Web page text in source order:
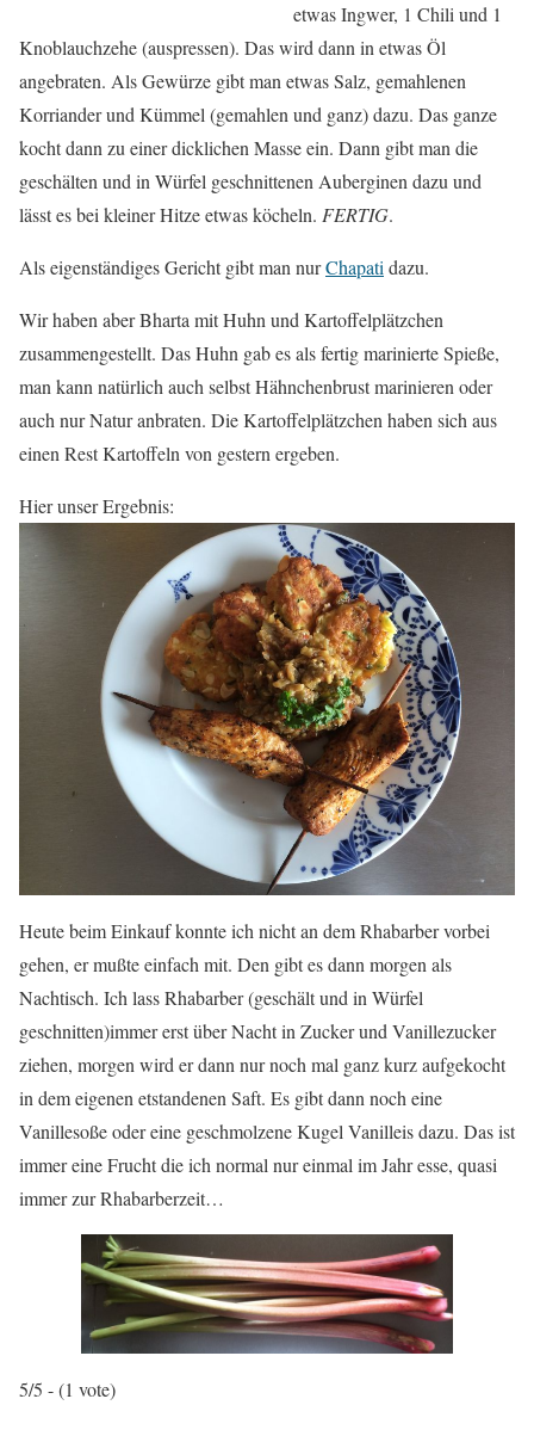
etwas Ingwer, 1 Chili und 1
Knoblauchzehe (auspressen). Das wird dann in etwas Öl
angebraten. Als Gewürze gibt man etwas Salz, gemahlenen
Korriander und Kümmel (gemahlen und ganz) dazu. Das ganze
kocht dann zu einer dicklichen Masse ein. Dann gibt man die
geschälten und in Würfel geschnittenen Auberginen dazu und
lässt es bei kleiner Hitze etwas köcheln. FERTIG.
Als eigenständiges Gericht gibt man nurChapati dazu.
Wir haben aber Bharta mit Huhn und Kartoffelplätzchen
zusammengestellt. Das Huhn gab es als fertig marinierte Spieße,
man kann natürlich auch selbst Hähnchenbrust marinieren oder
auch nur Natur anbraten. Die Kartoffelplätzchen haben sich aus
einen Rest Kartoffeln von gestern ergeben.
Hier unser Ergebnis:
Heute beim Einkauf konnte ich nicht an dem Rhabarber vorbei
gehen, er mußte einfach mit. Den gibt es dann morgen als
Nachtisch. Ich lass Rhabarber (geschält und in Würfel
geschnitten)immer erst über Nacht in Zucker und Vanillezucker
ziehen, morgen wird er dann nur noch mal ganz kurz aufgekocht
in dem eigenen etstandenen Saft. Es gibt dann noch eine
Vanillesoße oder eine geschmolzene Kugel Vanilleis dazu. Das ist
immer eine Frucht die ich normal nur einmal im Jahr esse, quasi
immer zur Rhabarberzeit…
5/5 - (1 vote)